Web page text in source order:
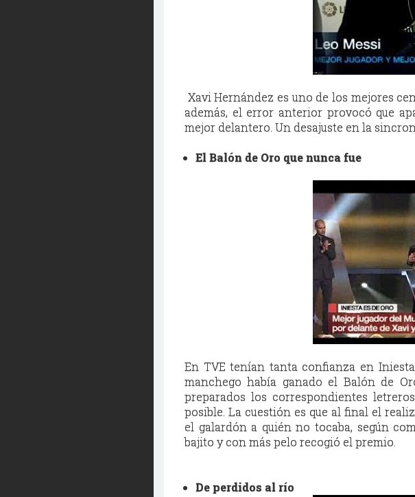
Xavi Hernández es uno de los mejores
además, el error anterior provocó que
mejor delantero. Un desajuste en la
El Balón de Oro que nunca fue
En TVE tenían tanta confianza en
manchego había ganado el Balón de
preparados los correspondientes
posible. La cuestión es que al final el
el galardón a quién no tocaba, según
bajito y con más pelo recogió el premio.
De perdidos al río